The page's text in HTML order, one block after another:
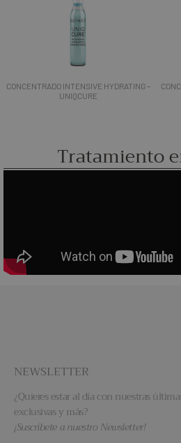
CONCENTRADO INTENSIVE HYDRATING –
UNIQCURE
Tratamiento
NEWSLETTER
¿Quieres estar al día con nuestras
exclusivas y más?
¡Suscríbete a nuestro Newsletter!